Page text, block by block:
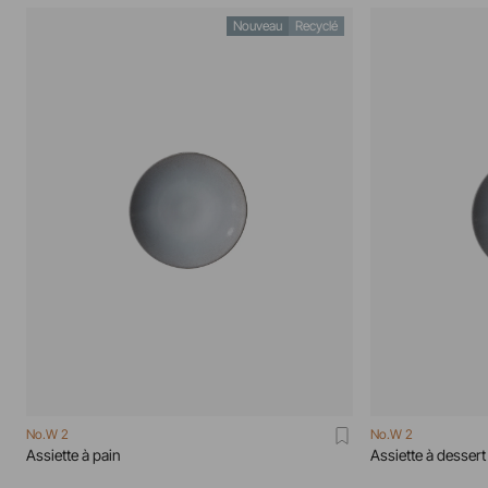
Nouveau Recyclé
No.W 2
Assiette à pain
No.W 2
Assiette à dessert